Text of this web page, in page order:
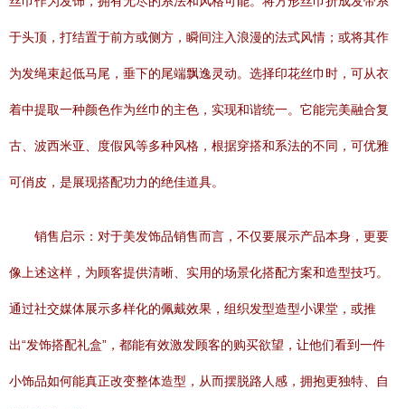
于头顶，打结置于前方或侧方，瞬间注入浪漫的法式风情；或将其作
为发绳束起低马尾，垂下的尾端飘逸灵动。选择印花丝巾时，可从衣
着中提取一种颜色作为丝巾的主色，实现和谐统一。它能完美融合复
古、波西米亚、度假风等多种风格，根据穿搭和系法的不同，可优雅
可俏皮，是展现搭配功力的绝佳道具。
销售启示：对于美发饰品销售而言，不仅要展示产品本身，更要
像上述这样，为顾客提供清晰、实用的场景化搭配方案和造型技巧。
通过社交媒体展示多样化的佩戴效果，组织发型造型小课堂，或推
出“发饰搭配礼盒”，都能有效激发顾客的购买欲望，让他们看到一件
小饰品如何能真正改变整体造型，从而摆脱路人感，拥抱更独特、自